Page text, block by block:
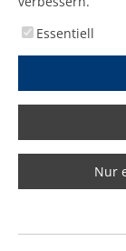
Essentiell
Nur